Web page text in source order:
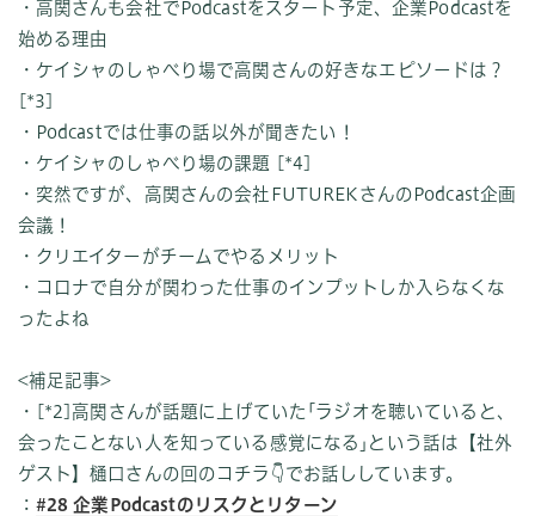
・高関さんも会社でPodcastをスタート予定、企業Podcastを
始める理由
・ケイシャのしゃべり場で高関さんの好きなエピソードは？
[*3]
・Podcastでは仕事の話以外が聞きたい！
・ケイシャのしゃべり場の課題 [*4]
・突然ですが、高関さんの会社FUTUREKさんのPodcast企画
会議！
・クリエイターがチームでやるメリット
・コロナで自分が関わった仕事のインプットしか入らなくな
ったよね
<補足記事>
・[*2]高関さんが話題に上げていた｢ラジオを聴いていると、
会ったことない人を知っている感覚になる｣という話は【社外
ゲスト】樋口さんの回のコチラ👇でお話ししています。
： #28 企業Podcastのリスクとリターン